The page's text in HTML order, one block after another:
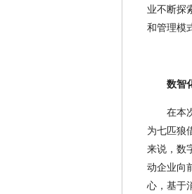
业不断探
和管理模
数智
在本
为七匹狼
来说，数
动企业向
心，基于